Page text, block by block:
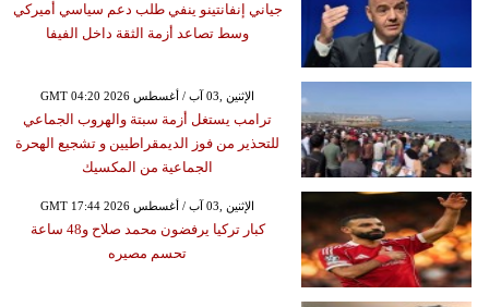
جياني إنفانتينو ينفي طلب دعم سياسي أميركي
وسط تصاعد أزمة الثقة داخل الفيفا
GMT 04:20 2026 الإثنين ,03 آب / أغسطس
ترامب يستغل أزمة سبتة والهروب الجماعي
للتحذير من فوز الديمقراطيين و تشجيع الهحرة
الجماعية من المكسيك
GMT 17:44 2026 الإثنين ,03 آب / أغسطس
كبار تركيا يرفضون محمد صلاح و48 ساعة
تحسم مصيره